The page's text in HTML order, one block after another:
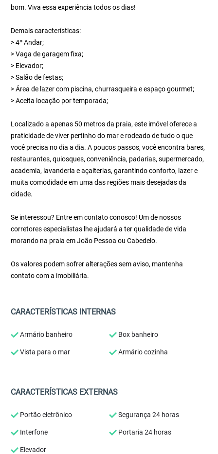
bom. Viva essa experiência todos os dias!
Demais características:
> 4º Andar;
> Vaga de garagem fixa;
> Elevador;
> Salão de festas;
> Área de lazer com piscina, churrasqueira e espaço gourmet;
> Aceita locação por temporada;
Localizado a apenas 50 metros da praia, este imóvel oferece a
praticidade de viver pertinho do mar e rodeado de tudo o que
você precisa no dia a dia. A poucos passos, você encontra bares,
restaurantes, quiosques, conveniência, padarias, supermercado,
academia, lavanderia e açaiterias, garantindo conforto, lazer e
muita comodidade em uma das regiões mais desejadas da
cidade.
Se interessou? Entre em contato conosco! Um de nossos
corretores especialistas lhe ajudará a ter qualidade de vida
morando na praia em João Pessoa ou Cabedelo.
Os valores podem sofrer alterações sem aviso, mantenha
contato com a imobiliária.
CARACTERÍSTICAS INTERNAS
Armário banheiro Box banheiro
Vista para o mar Armário cozinha
CARACTERÍSTICAS EXTERNAS
Portão eletrônico Segurança 24 horas
Interfone Portaria 24 horas
Elevador